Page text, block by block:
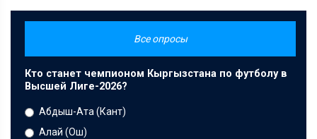
Все опросы
Кто станет чемпионом Кыргызстана по футболу в
Высшей Лиге-2026?
Абдыш-Ата (Кант)
Алай (Ош)